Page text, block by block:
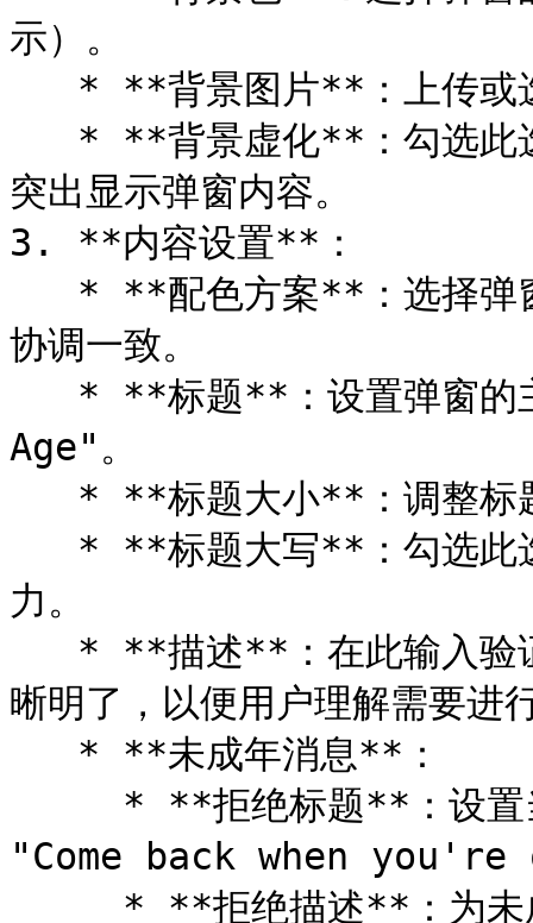
示）。
突出显示弹窗内容。
3. **内容设置**：
协调一致。
Age"。
力。
晰明了，以便用户理解需要进
"Come back when